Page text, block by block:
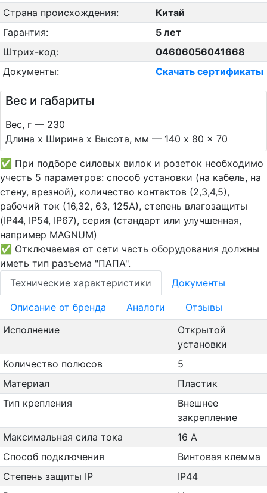
Страна происхождения:
Китай
Гарантия:
5 лет
Штрих-код:
04606056041668
Документы:
Скачать сертификаты
Вес и габариты
Вес, г — 230
Длина х Ширина х Высота, мм — 140 x 80 x 70
✅ При подборе силовых вилок и розеток необходимо
учесть 5 параметров: способ установки (на кабель, на
стену, врезной), количество контактов (2,3,4,5),
рабочий ток (16,32, 63, 125А), степень влагозащиты
(IP44, IP54, IP67), серия (стандарт или улучшенная,
например MAGNUM)
✅ Отключаемая от сети часть оборудования должны
иметь тип разъема "ПАПА".
Технические характеристики
Документы
Oписание от бренда Аналоги
Отзывы
Исполнение
Открытой
установки
Количество полюсов
5
Материал
Пластик
Тип крепления
Внешнее
закрепление
Максимальная сила тока
16 А
Способ подключения
Винтовая клемма
Степень защиты IP
IP44